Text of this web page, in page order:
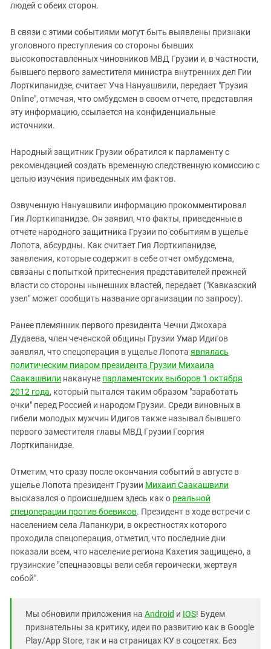
людей с обеих сторон.
В связи с этими событиями могут быть выявлены признаки
уголовного преступления со стороны бывших
высокопоставленных чиновников МВД Грузии и, в частности,
бывшего первого заместителя министра внутренних дел Гии
Лорткипанидзе, считает Уча Нануашвили, передает "Грузия
Online", отмечая, что омбудсмен в своем отчете, представляя
эту информацию, ссылается на конфиденциальные
источники.
Народный защитник Грузии обратился к парламенту с
рекомендацией создать временную следственную комиссию с
целью изучения приведенных им фактов.
Озвученную Нануашвили информацию прокомментировал
Гия Лорткипанидзе. Он заявил, что факты, приведенные в
отчете народного защитника Грузии по событиям в ущелье
Лопота, абсурдны. Как считает Гия Лорткипанидзе,
заявления, которые содержит в себе отчет омбудсмена,
связаны с попыткой притеснения представителей прежней
власти со стороны нынешних властей, передает ("Кавказский
узел" может сообщить название организации по запросу).
Ранее племянник первого президента Чечни Джохара
Дудаева, член чеченской общины Грузии Умар Идигов
заявлял, что спецоперация в ущелье Лопота являлась
политическим пиаром президента Грузии Михаила
Саакашвили накануне парламентских выборов 1 октября
2012 года, который пытался таким образом "заработать
очки" перед Россией и народом Грузии. Среди виновных в
гибели молодых мужчин Идигов также называл бывшего
первого заместителя главы МВД Грузии Георгия
Лорткипанидзе.
Отметим, что сразу после окончания событий в августе в
ущелье Лопота президент Грузии Михаил Саакашвили
высказался о происшедшем здесь как о реальной
спецоперации против боевиков. Президент в ходе встречи с
населением села Лапанкури, в окрестностях которого
проходила спецоперация, отметил, что последние дни
показали всем, что население региона Кахетия защищено, а
грузинские "спецназовцы вели себя героически, жертвуя
собой".
Мы обновили приложения на Android и IOS! Будем
признательны за критику, идеи по развитию как в Google
Play/App Store, так и на страницах КУ в соцсетях. Без